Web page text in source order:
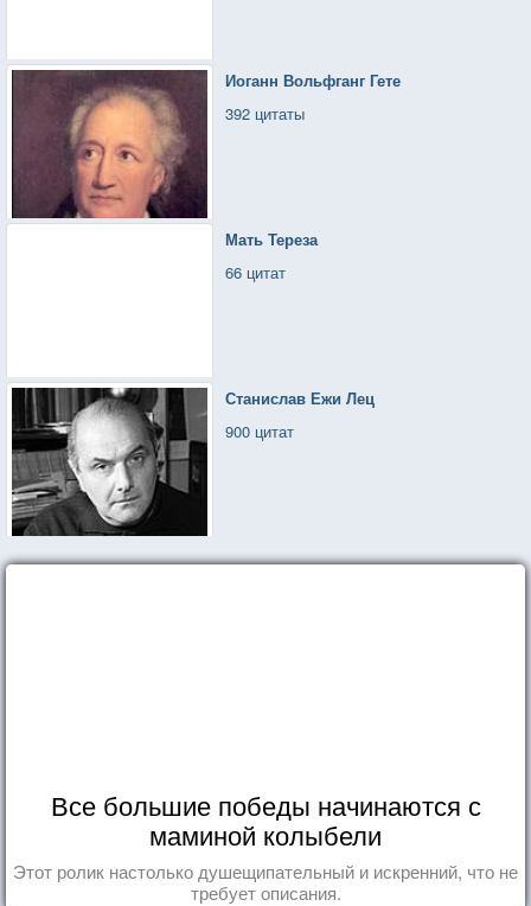
Иоганн Вольфганг Гете
392 цитаты
Мать Тереза
66 цитат
Станислав Ежи Лец
900 цитат
Все большие победы начинаются с
маминой колыбели
Этот ролик настолько душещипательный и искренний, что не
требует описания.